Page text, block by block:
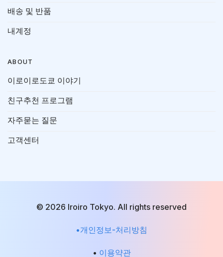
배송 및 반품
내계정
ABOUT
이로이로도쿄 이야기
친구추천 프로그램
자주묻는 질문
고객센터
© 2026 Iroiro Tokyo. All rights reserved
•개인정보-처리방침
• 이용약관